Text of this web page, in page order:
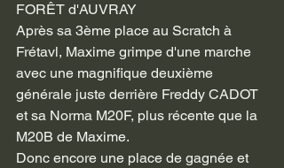
FORÊT d'AUVRAY
Après sa 3ème place au Scratch à
Frétavl, Maxime grimpe d'une marche
avec une magnifique deuxième
générale juste derrière Freddy CADOT
et sa Norma M20F, plus récente que la
M20B de Maxime.
Donc encore une place de gagnée et